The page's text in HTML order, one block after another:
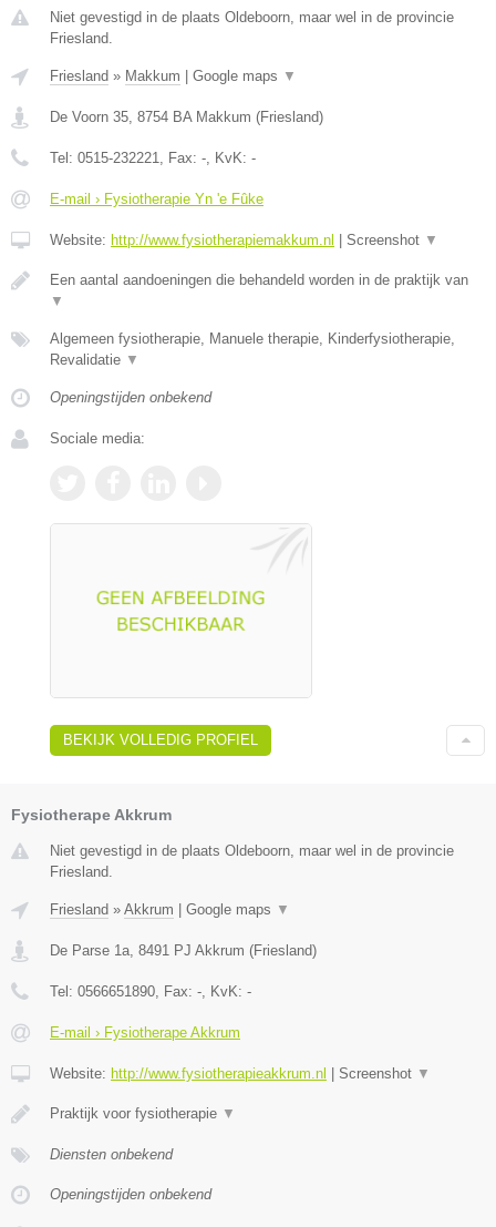
Niet gevestigd in de plaats Oldeboorn, maar wel in de provincie
Friesland.
Friesland » Makkum | Google maps ▼
De Voorn 35 8754 BA Makkum (Friesland)
Tel: 0515-232221 , Fax: - , KvK: -
E-mail › Fysiotherapie Yn 'e Fûke
Website: http://www.fysiotherapiemakkum.nl | Screenshot ▼
Een aantal aandoeningen die behandeld worden in de praktijk van
▼
Algemeen fysiotherapie, Manuele therapie, Kinderfysiotherapie,
Revalidatie ▼
Openingstijden onbekend
Sociale media:
BEKIJK VOLLEDIG PROFIEL
Fysiotherape Akkrum
Niet gevestigd in de plaats Oldeboorn, maar wel in de provincie
Friesland.
Friesland » Akkrum Google maps ▼
De Parse 1a, 8491 PJ Akkrum (Friesland)
Tel: 0566651890, Fax: -, KvK: -
E-mail › Fysiotherape Akkrum
Website: http://www.fysiotherapieakkrum.nl Screenshot ▼
Praktijk voor fysiotherapie ▼
Diensten onbekend
Openingstijden onbekend